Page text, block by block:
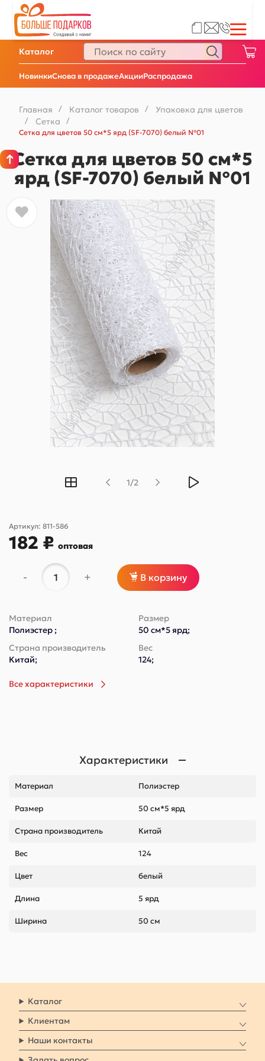
НовинкиСнова в продажеАкцииРаспродажа
Каталог
Главная / Каталог товаров / Упаковка для цветов
/ Сетка
/
Сетка для цветов 50 см*5 ярд (SF-7070) белый №01
Сетка для цветов 50 см*5
ярд (SF-7070) белый №01
1/2
Артикул: 811-586
182 ₽ оптовая
- + В корзину
Материал
Полиэстер ;
Размер
50 см*5 ярд;
Страна производитель
Китай;
Вес
124;
Все характеристики
Характеристики
Материал Полиэстер
Размер 50 см*5 ярд
Страна производитель Китай
Вес 124
Цвет белый
Длина 5 ярд
Ширина 50 см
Каталог
Клиентам
Наши контакты